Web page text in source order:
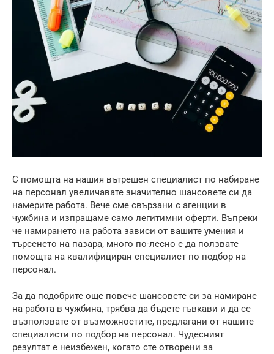
С помощта на нашия вътрешен специалист по набиране
на персонал увеличавате значително шансовете си да
намерите работа. Вече сме свързани с агенции в
чужбина и изпращаме само легитимни оферти. Въпреки
че намирането на работа зависи от вашите умения и
търсенето на пазара, много по-лесно е да ползвате
помощта на квалифициран специалист по подбор на
персонал.
За да подобрите още повече шансовете си за намиране
на работа в чужбина, трябва да бъдете гъвкави и да се
възползвате от възможностите, предлагани от нашите
специалисти по подбор на персонал. Чудесният
резултат е неизбежен, когато сте отворени за